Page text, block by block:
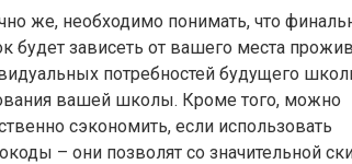
же, необходимо понимать, что
будет зависеть от вашего места
потребностей будущего
вашей школы. Кроме того, можно
сэкономить, если использовать
– они позволят со значительной